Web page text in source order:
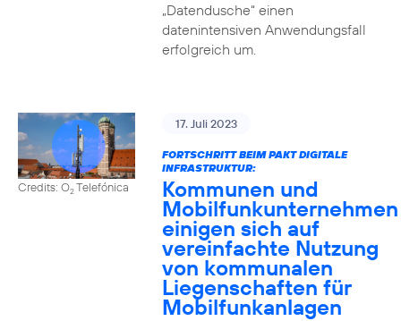
„Datendusche“ einen
datenintensiven Anwendungsfall
erfolgreich um.
Credits: O2Telefónica
17. Juli 2023
FORTSCHRITT BEIM PAKT DIGITALE
INFRASTRUKTUR:
Kommunen und
Mobilfunkunternehmen
einigen sich auf
vereinfachte Nutzung
von kommunalen
Liegenschaften für
Mobilfunkanlagen